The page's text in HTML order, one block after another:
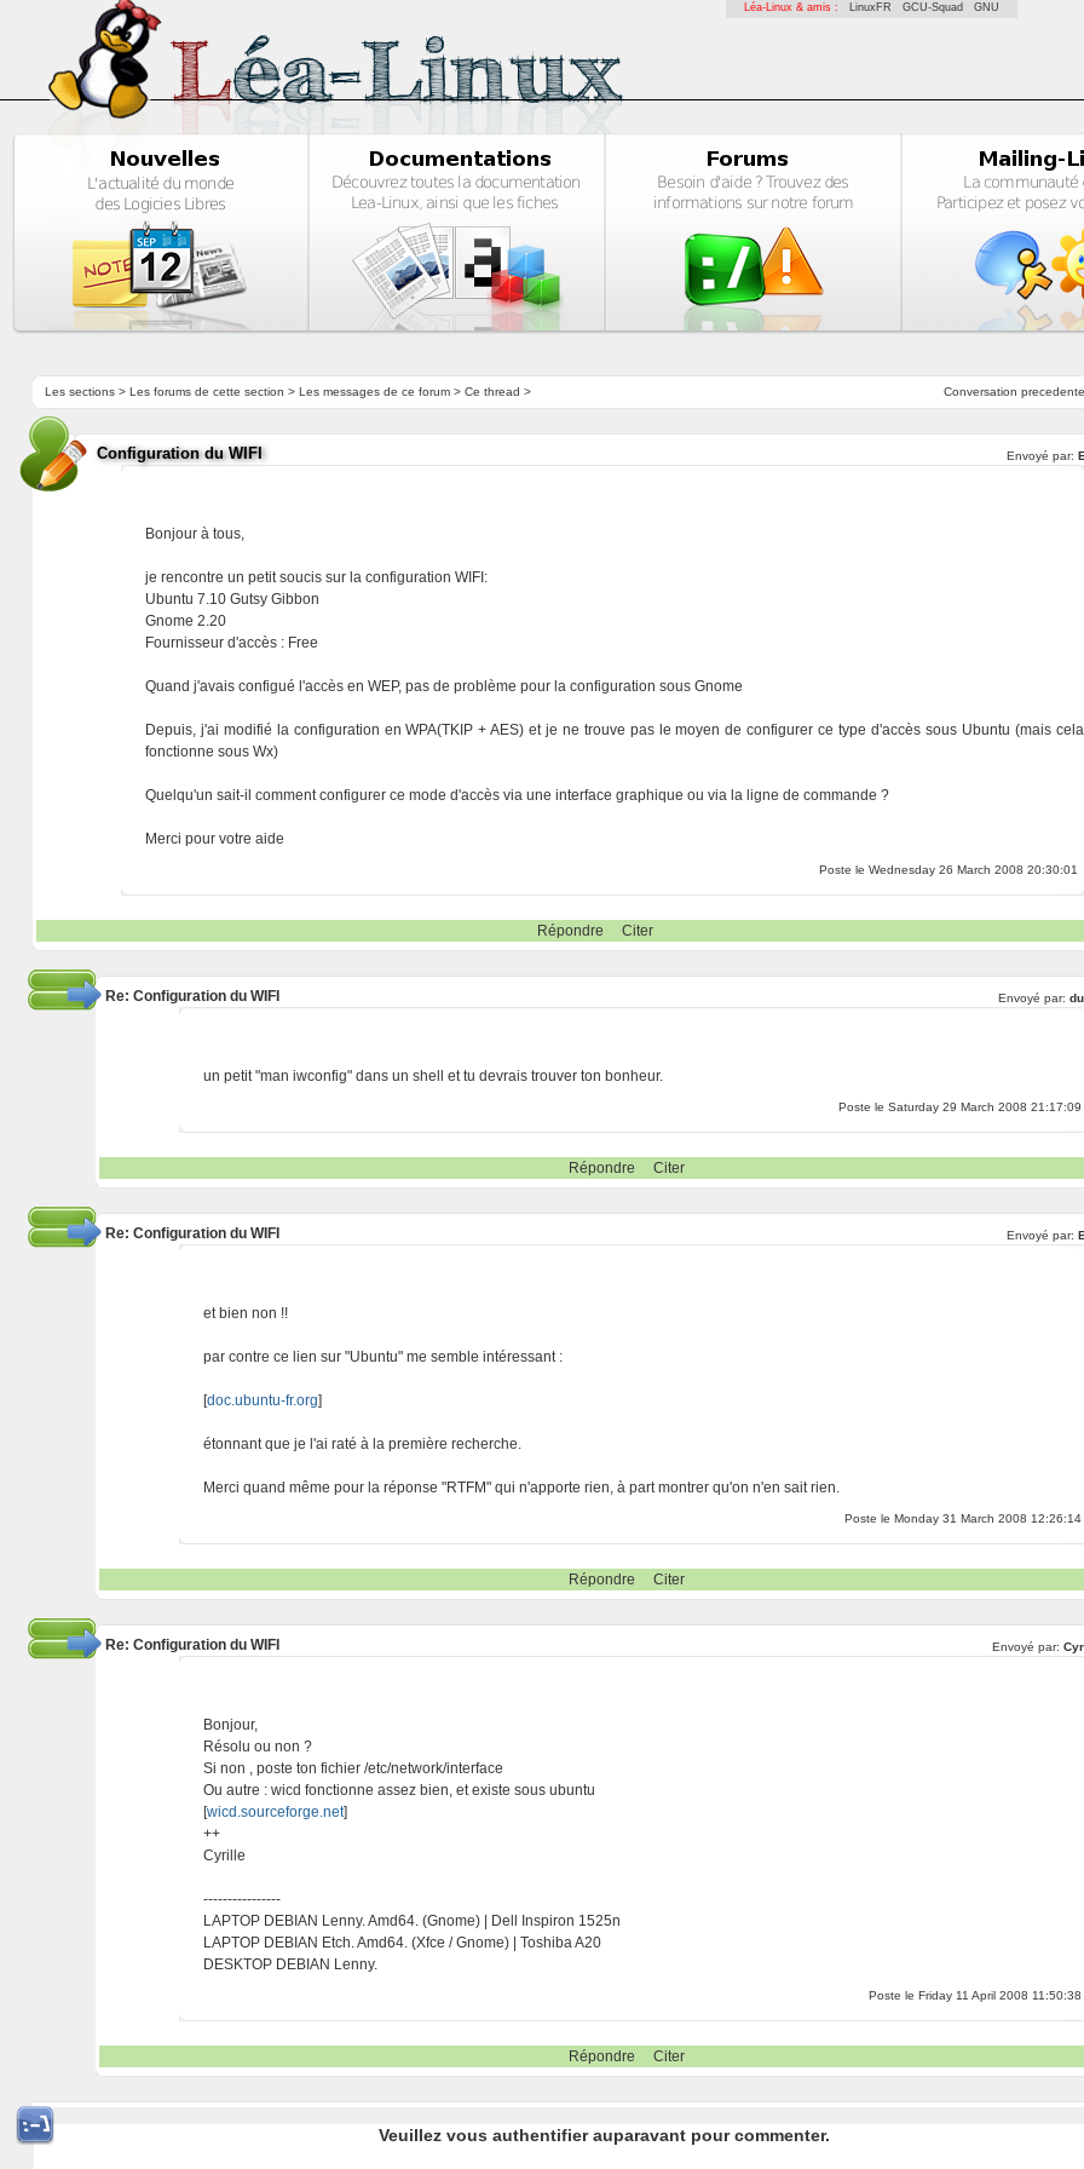
Léa-Linux & amis : LinuxFR GCU-Squad GNU
Conversation precedente
Les sections> Les forums de cette section > Les messages de ce forum> Ce thread >
Configuration du WIFI Envoyé par:
Bonjour à tous,
je rencontre un petit soucis sur la configuration WIFI:
Ubuntu 7.10 Gutsy Gibbon
Gnome 2.20
Fournisseur d'accès : Free
Quand j'avais configué l'accès en WEP, pas de problème pour la configuration sous Gnome
Depuis, j'ai modifié la configuration en WPA(TKIP + AES) et je ne trouve pas le moyen de configurer ce type d'accès sous Ubuntu (mais cela
fonctionne sous Wx)
Quelqu'un sait-il comment configurer ce mode d'accès via une interface graphique ou via la ligne de commande ?
Merci pour votre aide
Poste le Wednesday 26 March 2008 20:30:01
Répondre Citer
Re: Configuration du WIFI Envoyé par:
un petit "man iwconfig" dans un shell et tu devrais trouver ton bonheur.
Poste le Saturday 29 March 2008 21:17:09
Répondre Citer
Re: Configuration du WIFI Envoyé par:
et bien non !!
par contre ce lien sur "Ubuntu" me semble intéressant :
[doc.ubuntu-fr.org]
étonnant que je l'ai raté à la première recherche.
Merci quand même pour la réponse "RTFM" qui n'apporte rien, à part montrer qu'on n'en sait rien.
Poste le Monday 31 March 2008 12:26:14
Répondre Citer
Re: Configuration du WIFI Envoyé par:
Bonjour,
Résolu ou non ?
Si non , poste ton fichier /etc/network/interface
Ou autre : wicd fonctionne assez bien, et existe sous ubuntu
[wicd.sourceforge.net]
++
Cyrille
----------------
LAPTOP DEBIAN Lenny. Amd64. (Gnome) | Dell Inspiron 1525n
LAPTOP DEBIAN Etch. Amd64. (Xfce / Gnome) | Toshiba A20
DESKTOP DEBIAN Lenny.
Poste le Friday 11 April 2008 11:50:38
Répondre Citer
Veuillez vous authentifier auparavant pour commenter.